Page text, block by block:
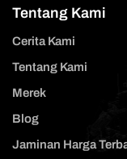
Tentang Kami
Cerita Kami
Tentang Kami
Merek
Blog
Jaminan Harga